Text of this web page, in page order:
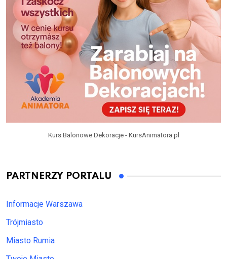
Kurs Balonowe Dekoracje - KursAnimatora.pl
PARTNERZY PORTALU
Informacje Warszawa
Trójmiasto
Miasto Rumia